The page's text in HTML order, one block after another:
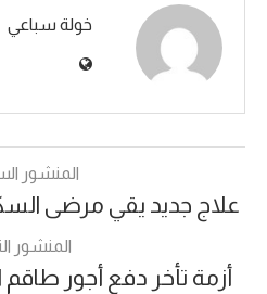
خولة سباعي
المنشور
علاج جديد يقي مرضى
المنشور
أزمة تأخر دفع أجور